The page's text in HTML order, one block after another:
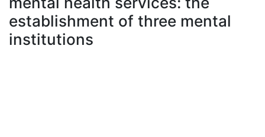
establishment of three mental
institutions